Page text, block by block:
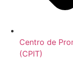
Centro de
(CPIT)